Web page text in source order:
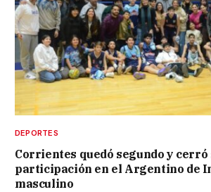
DEPORTES
Corrientes quedó segundo y cerró
participación en el Argentino de
masculino